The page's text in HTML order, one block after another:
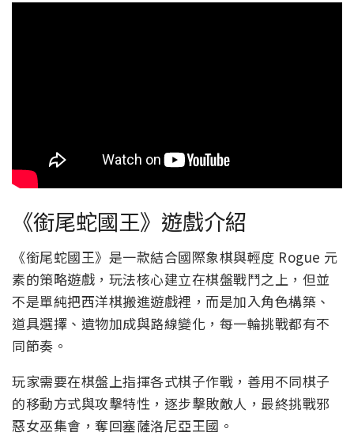
《銜尾蛇國王》遊戲介紹
《銜尾蛇國王》是一款結合國際象棋與輕度 Rogue 元
素的策略遊戲，玩法核心建立在棋盤戰鬥之上，但並
不是單純把西洋棋搬進遊戲裡，而是加入角色構築、
道具選擇、遺物加成與路線變化，每一輪挑戰都有不
同節奏。
玩家需要在棋盤上指揮各式棋子作戰，善用不同棋子
的移動方式與攻擊特性，逐步擊敗敵人，最終挑戰邪
惡女巫集會，奪回塞薩洛尼亞王國。